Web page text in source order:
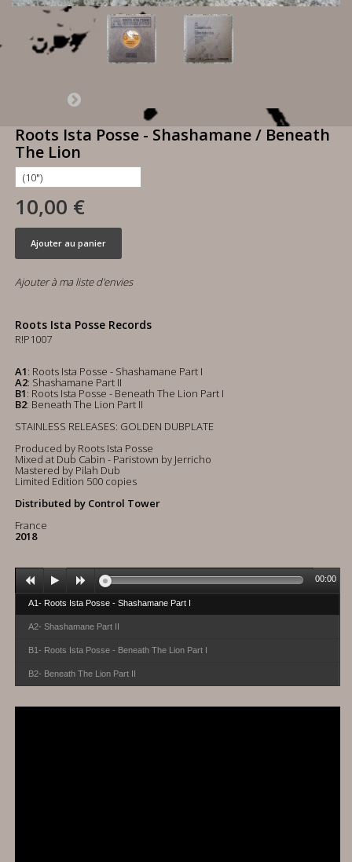
Roots Ista Posse - Shashamane / Beneath
The Lion
10,00 €
Ajouter au panier
Ajouter à ma liste d'envies
Roots Ista Posse Records
R!P1007
A1: Roots Ista Posse - Shashamane Part I
A2: Shashamane Part II
B1: Roots Ista Posse - Beneath The Lion Part I
B2: Beneath The Lion Part II
STAINLESS RELEASES: GOLDEN DUBPLATE
Produced by Roots Ista Posse
Mixed at Dub Cabin - Paristown by Jerricho
Mastered by Pilah Dub
Limited Edition 500 copies
Distributed by Control Tower
France
2018
A1- Roots Ista Posse - Shashamane Part I
A2- Shashamane Part II
B1- Roots Ista Posse - Beneath The Lion Part I
B2- Beneath The Lion Part II
00:00